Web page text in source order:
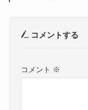
コメントする
コメント ※